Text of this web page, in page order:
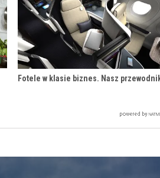
Fotele w klasie biznes. Nasz